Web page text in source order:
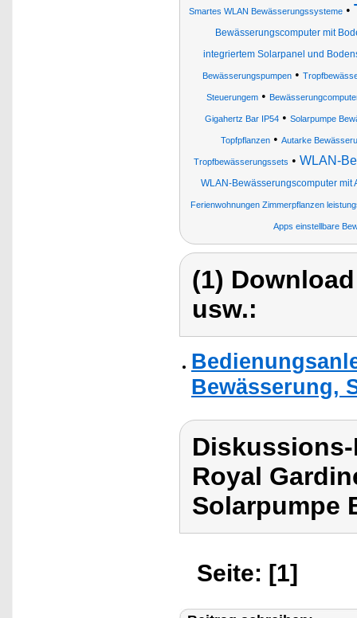
Smartes WLAN Bewässerungssysteme •
Bewässerungscomputer mit
integriertem Solarpanel und
Bewässerungspumpen •
Steuerungem•
Gigahertz Bar IP54 • Solarpumpe
Topfpflanzen • Autarke
Tropfbewässerungssets • WLAN-
WLAN-Bewässerungscomputer mit
Ferienwohnungen Zimmerpflanzen
Apps einstellbare
(1)
usw.:
Bewässerung,
Royal
Solarpumpe
Seite: [1]